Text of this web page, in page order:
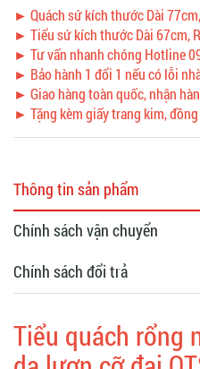
► Quách sứ kích thước Dài
► Tiểu sứ kích thước Dài 67cm,
► Tư vấn nhanh chóng Hotline
► Bảo hành 1 đổi 1 nếu có lỗi
► Giao hàng toàn quốc, nhận
► Tặng kèm giấy trang kim,
Thông tin sản phẩm
Chính sách vận chuyển
Chính sách đổi trả
Tiểu quách rổng